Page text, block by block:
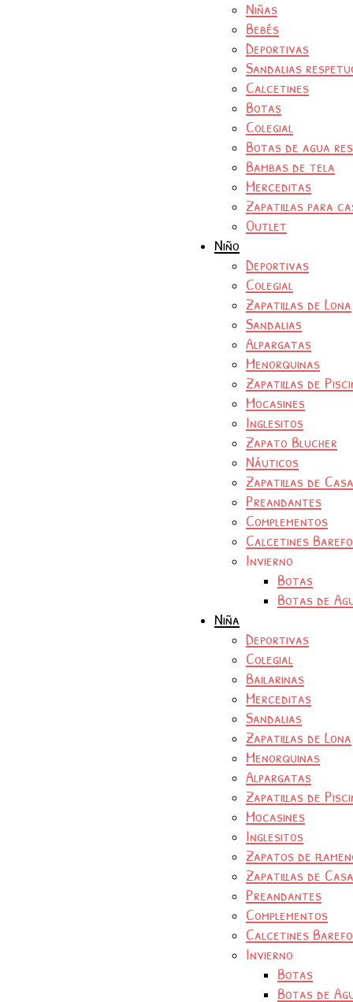
Niñas
Bebés
Deportivas
Sandalias
Calcetines
Botas
Colegial
Botas de agua
Bambas de tela
Merceditas
Zapatillas para
Outlet
Niño
Deportivas
Colegial
Zapatillas de Lona
Sandalias
Alpargatas
Menorquinas
Zapatillas de
Mocasines
Inglesitos
Zapato Blucher
Náuticos
Zapatillas de Casa
Preandantes
Complementos
Calcetines
Invierno
Botas
Botas de
Niña
Deportivas
Colegial
Bailarinas
Merceditas
Sandalias
Zapatillas de Lona
Menorquinas
Alpargatas
Zapatillas de
Mocasines
Inglesitos
Zapatos de
Zapatillas de Casa
Preandantes
Complementos
Calcetines
Invierno
Botas
Botas de